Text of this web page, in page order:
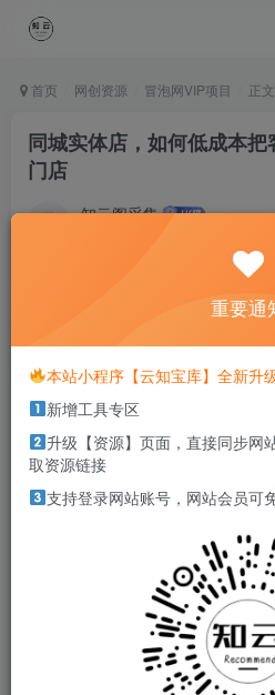
首页 网创资源 冒泡网VIP项目 正文
同城实体店，如何低成本
门店
知云阁采集
Death comes to all, but
死亡无人能免，但非凡的成就会树起一座
时
本站部分资源打包为压缩包
解压密码，如果你下载的资
击 解压密码查看
同城实体店，如何低成本把客户
重要通
本站小程序【云知宝库】全新升
新增工具专区
升级【资源】页面，直接同步网
取资源链接
支持登录网站账号，网站会员可